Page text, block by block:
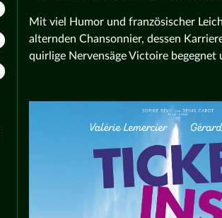
Mit viel Humor und französischer
alternden Chansonnier, dessen
quirlige Nervensäge Victoire begegnet